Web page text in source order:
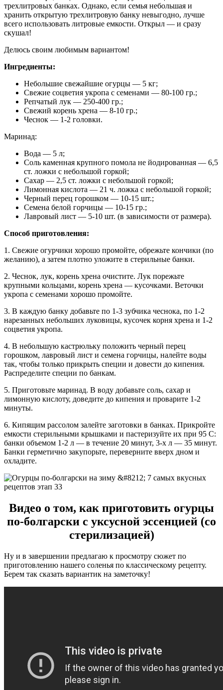
трехлитровых банках. Однако, если семья небольшая и
хранить открытую трехлитровую банку невыгодно, лучше
всего использовать литровые емкости. Открыл — и сразу
скушал!
Делюсь своим любимым вариантом!
Ингредиенты:
Небольшие свежайшие огурцы — 5 кг;
Свежие соцветия укропа с семенами — 80-100 гр.;
Репчатый лук — 250-400 гр.;
Свежий корень хрена — 8-10 гр.;
Чеснок — 1-2 головки.
Маринад:
Вода — 5 л;
Соль каменная крупного помола не йодированная — 6,5
ст. ложки с небольшой горкой;
Сахар — 2,5 ст. ложки с небольшой горкой;
Лимонная кислота — 21 ч. ложка с небольшой горкой;
Черный перец горошком — 10-15 шт.;
Семена белой горчицы — 10-15 гр.;
Лавровый лист — 5-10 шт. (в зависимости от размера).
Способ приготовления:
1. Свежие огурчики хорошо промойте, обрежьте кончики (по
желанию), а затем плотно уложите в стерильные банки.
2. Чеснок, лук, корень хрена очистите. Лук порежьте
крупными кольцами, корень хрена — кусочками. Веточки
укропа с семенами хорошо промойте.
3. В каждую банку добавьте по 1-3 зубчика чеснока, по 1-2
нарезанных небольших луковицы, кусочек корня хрена и 1-2
соцветия укропа.
4. В небольшую кастрюльку положить черный перец
горошком, лавровый лист и семена горчицы, налейте воды
так, чтобы только прикрыть специи и довести до кипения.
Распределите специи по банкам.
5. Приготовьте маринад. В воду добавьте соль, сахар и
лимонную кислоту, доведите до кипения и проварите 1-2
минуты.
6. Кипящим рассолом залейте заготовки в банках. Прикройте
емкости стерильными крышками и пастеризуйте их при 95 С:
банки объемом 1-2 л — в течение 20 минут, 3-х л — 35 минут.
Банки герметично закупорьте, переверните вверх дном и
охладите.
Видео о том, как приготовить огурцы
по-болгарски с уксусной эссенцией (со
стерилизацией)
Ну и в завершении предлагаю к просмотру сюжет по
приготовлению нашего соленья по классическому рецепту.
Берем так сказать вариантик на заметочку!